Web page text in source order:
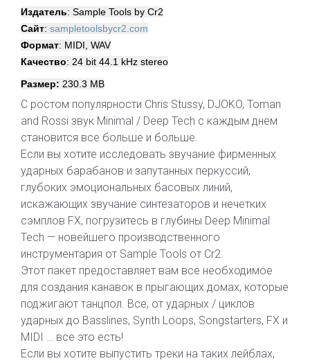
Издатель: Sample Tools by Cr2
Сайт: sampletoolsbycr2.com
Формат: MIDI, WAV
Качество: 24 bit 44.1 kHz stereo
Размер: 230.3 МВ
С ростом популярности Chris Stussy, DJOKO, Toman
and Rossi звук Minimal / Deep Tech с каждым днем
становится все больше и больше.
Если вы хотите исследовать звучание фирменных
ударных барабанов и запутанных перкуссий,
глубоких эмоциональных басовых линий,
искажающих звучание синтезаторов и нечетких
сэмплов FX, погрузитесь в глубины Deep Minimal
Tech — новейшего производственного
инструментария от Sample Tools от Cr2.
Этот пакет предоставляет вам все необходимое
для создания канавок в прыгающих домах, которые
поджигают танцпол. Все, от ударных / циклов
ударных до Basslines, Synth Loops, Songstarters, FX и
MIDI … все это есть!
Если вы хотите выпустить треки на таких лейблах,